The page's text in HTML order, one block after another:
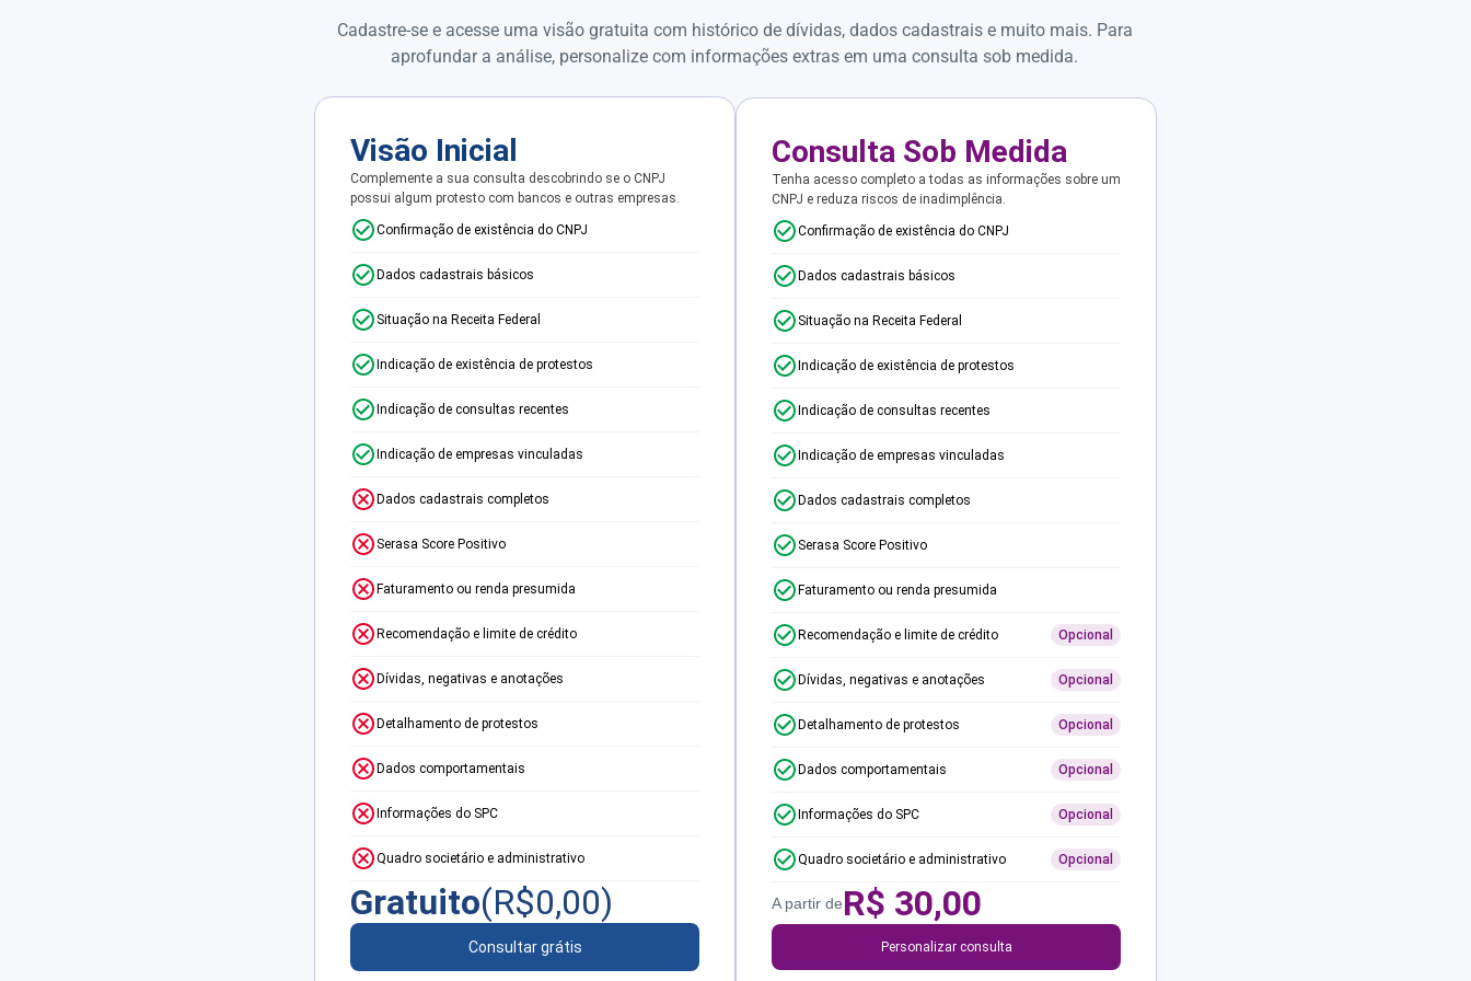
Cadastre-se e acesse uma visão gratuita com histórico de dívidas, dados cadastrais e muito mais. Para
aprofundar a análise, personalize com informações extras em uma consulta sob medida.
Visão Inicial
Complemente a sua consulta descobrindo se o CNPJ
possui algum protesto com bancos e outras empresas.
Confirmação de existência do CNPJ
Dados cadastrais básicos
Situação na Receita Federal
Indicação de existência de protestos
Indicação de consultas recentes
Indicação de empresas vinculadas
Dados cadastrais completos
Serasa Score Positivo
Faturamento ou renda presumida
Recomendação e limite de crédito
Dívidas, negativas e anotações
Detalhamento de protestos
Dados comportamentais
Informações do SPC
Quadro societário e administrativo
Gratuito(R$0,00)
Consultar grátis
Consulta Sob Medida
Tenha acesso completo a todas as informações sobre um
CNPJ e reduza riscos de inadimplência.
Confirmação de existência do CNPJ
Dados cadastrais básicos
Situação na Receita Federal
Indicação de existência de protestos
Indicação de consultas recentes
Indicação de empresas vinculadas
Dados cadastrais completos
Serasa Score Positivo
Faturamento ou renda presumida
Recomendação e limite de crédito Opcional
Dívidas, negativas e anotações Opcional
Detalhamento de protestos Opcional
Dados comportamentais Opcional
Informações do SPC Opcional
Quadro societário e administrativo Opcional
A partir deR$ 30,00
Personalizar consulta